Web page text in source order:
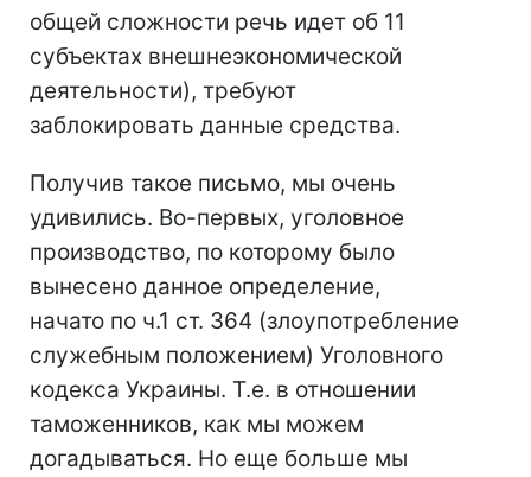
общей сложности речь идет об 11
субъектах внешнеэкономической
деятельности), требуют
заблокировать данные средства.
Получив такое письмо, мы очень
удивились. Во-первых, уголовное
производство, по которому было
вынесено данное определение,
начато по ч.1 ст. 364 (злоупотребление
служебным положением) Уголовного
кодекса Украины. Т.е. в отношении
таможенников, как мы можем
догадываться. Но еще больше мы